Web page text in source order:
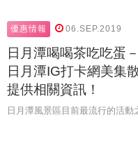
優惠情報 06.SEP.2019
日月潭喝喝茶吃吃蛋
日月潭IG打卡網美集
提供相關資訊！
日月潭風景區目前最流行的活